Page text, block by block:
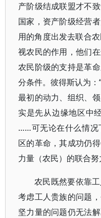
产阶级结成联盟才不
国家，资产阶级经营
用的角度出发去联合
视农民的作用，他们
农民阶级的支持是革
分条件。彼得斯认为：
最初的动力、组织、
实是先从边缘地区中
……可无论在什么情况
区的革命，其成功仍
力量（农民）的联合努
农民既然要依靠
考虑工人贵族的问题
坚力量的问题仍无法